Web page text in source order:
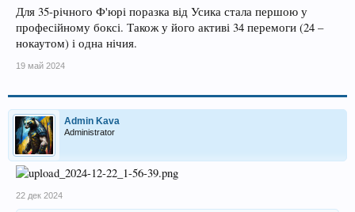
Для 35-річного Ф'юрі поразка від Усика стала першою у
професійному боксі. Також у його активі 34 перемоги (24 –
нокаутом) і одна нічия.
19 май 2024
Admin Kava
Administrator
22 дек 2024